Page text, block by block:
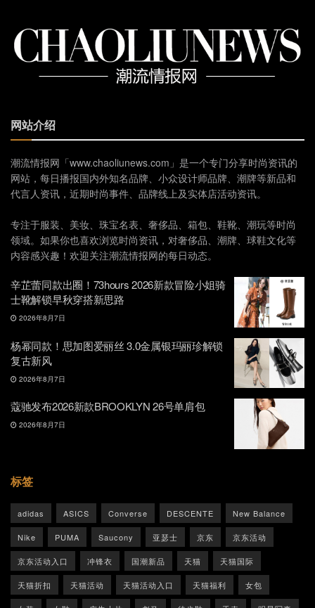
网站介绍
潮流情报网「www.chaoliunews.com」是一个专门分享时尚资讯的
网站，每日播报国内外知名品牌、小众设计师品牌、潮牌等新品和
代言人资讯，近期时尚事件、品牌线上及实体店活动资讯。
专注于服装、美妆、珠宝名表、奢侈品、箱包、鞋靴、潮玩等时尚
领域。如果你也喜欢浏览时尚资讯，对奢侈品、潮牌、球鞋文化等
内容感兴趣！欢迎关注潮流情报网的每日动态。
辛芷蕾同款出圈！73hours 2026新款冒险小姐骑
士靴解锁早秋穿搭新思路
2026年8月7日
杨幂同款！思加图爱丽丝 3.0金属银玛丽珍解锁
复古新风
2026年8月7日
蔻驰发布2026新款BROOKLYN 26号单肩包
2026年8月7日
标签
adidas ASICS Converse DESCENTE New Balance
Nike PUMA Saucony 亚瑟士 京东 京东活动
京东活动入口 冲锋衣 国潮新品 天猫 天猫国际
天猫折扣 天猫活动 天猫活动入口 天猫福利 女包